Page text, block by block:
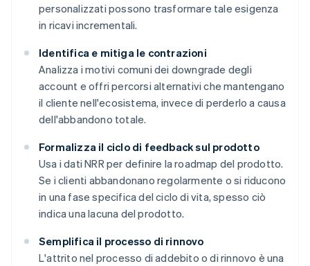
personalizzati possono trasformare tale esigenza
in ricavi incrementali.
Identifica e mitiga le contrazioni
Analizza i motivi comuni dei downgrade degli
account e offri percorsi alternativi che mantengano
il cliente nell'ecosistema, invece di perderlo a causa
dell'abbandono totale.
Formalizza il ciclo di feedback sul prodotto
Usa i dati NRR per definire la roadmap del prodotto.
Se i clienti abbandonano regolarmente o si riducono
in una fase specifica del ciclo di vita, spesso ciò
indica una lacuna del prodotto.
Semplifica il processo di rinnovo
L'attrito nel processo di addebito o di rinnovo è una